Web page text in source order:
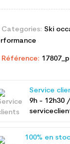
Categories: Ski
Référence:
Service
9h - 12h30
100% en